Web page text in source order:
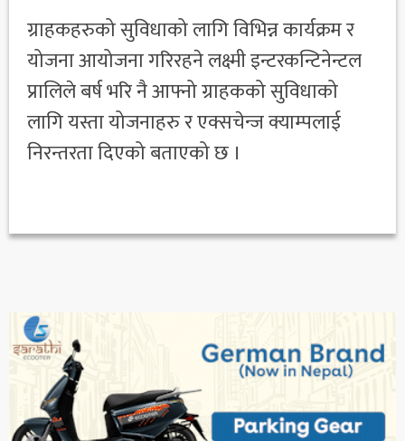
ग्राहकहरुको सुविधाको लागि विभिन्न कार्यक्रम र
योजना आयोजना गरिरहने लक्ष्मी इन्टरकन्टिनेन्टल
प्रालिले बर्ष भरि नै आफ्नो ग्राहकको सुविधाको
लागि यस्ता योजनाहरु र एक्सचेन्ज क्याम्पलाई
निरन्तरता दिएको बताएको छ ।